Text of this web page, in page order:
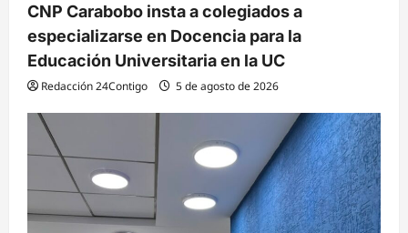
CNP Carabobo insta a colegiados a
especializarse en Docencia para la
Educación Universitaria en la UC
Redacción 24Contigo 5 de agosto de 2026